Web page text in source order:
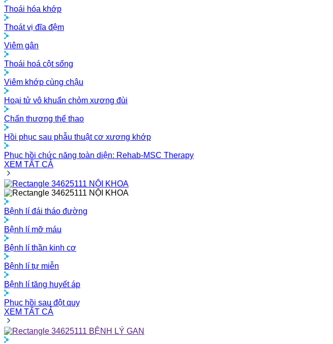
Thoái hóa khớp
Thoát vị đĩa đệm
Viêm gân
Thoái hoá cột sống
Viêm khớp cùng chậu
Hoại tử vô khuẩn chỏm xương đùi
Chấn thương thể thao
Hồi phục sau phẫu thuật cơ xương khớp
Phục hồi chức năng toàn diện: Rehab-MSC Therapy
XEM TẤT CẢ
NỘI KHOA
NỘI KHOA
Bệnh lí đái tháo đường
Bệnh lí mỡ máu
Bệnh lí thần kinh cơ
Bệnh lí tự miễn
Bệnh lí tăng huyết áp
Phục hồi sau đột quỵ
XEM TẤT CẢ
BỆNH LÝ GAN